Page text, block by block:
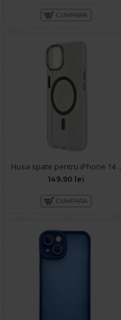
CUMPARA
Husa spate pentru
149.90 lei
CUMPARA